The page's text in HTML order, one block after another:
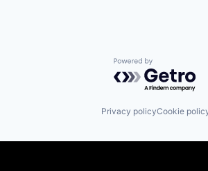
Powered by
Privacy policyCookie